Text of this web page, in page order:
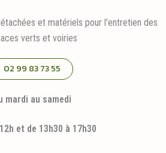
et matériels pour l'entretien des
verts et voiries
02 99 83 73 55
mardi au samedi
et de 13h30 à 17h30